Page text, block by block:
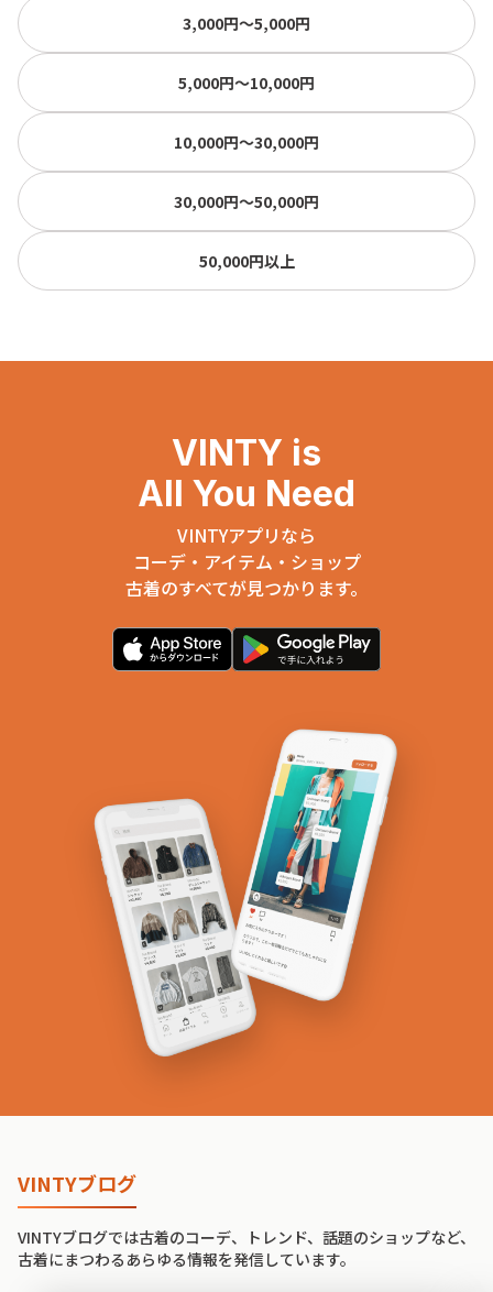
3,000円〜5,000円
5,000円〜10,000円
10,000円〜30,000円
30,000円〜50,000円
50,000円以上
VINTY is
All You Need
VINTYアプリなら
コーデ・アイテム・ショップ
古着のすべてが見つかります。
VINTYブログ
VINTYブログでは古着のコーデ、トレンド、話題のショップなど、
古着にまつわるあらゆる情報を発信しています。